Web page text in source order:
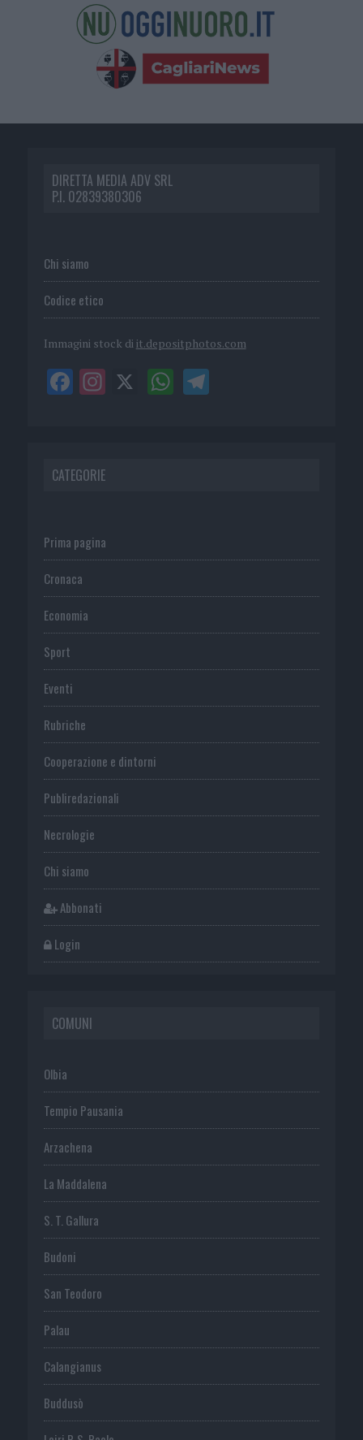
DIRETTA MEDIA ADV SRL
P.I. 02839380306
Chi siamo
Codice etico
Immagini stock di it.depositphotos.com
CATEGORIE
Prima pagina
Cronaca
Economia
Sport
Eventi
Rubriche
Cooperazione e dintorni
Publiredazionali
Necrologie
Chi siamo
Abbonati
Login
COMUNI
Olbia
Tempio Pausania
Arzachena
La Maddalena
S. T. Gallura
Budoni
San Teodoro
Palau
Calangianus
Buddusò